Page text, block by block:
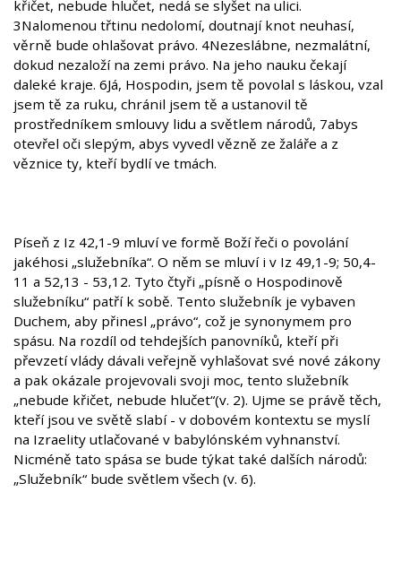
křičet, nebude hlučet, nedá se slyšet na ulici.
3Nalomenou třtinu nedolomí, doutnají knot neuhasí,
věrně bude ohlašovat právo. 4Nezeslábne, nezmalátní,
dokud nezaloží na zemi právo. Na jeho nauku čekají
daleké kraje. 6Já, Hospodin, jsem tě povolal s láskou, vzal
jsem tě za ruku, chránil jsem tě a ustanovil tě
prostředníkem smlouvy lidu a světlem národů, 7abys
otevřel oči slepým, abys vyvedl vězně ze žaláře a z
věznice ty, kteří bydlí ve tmách.
Píseň z Iz 42,1-9 mluví ve formě Boží řeči o povolání
jakéhosi „služebníka“. O něm se mluví i v Iz 49,1-9; 50,4-
11 a 52,13 - 53,12. Tyto čtyři „písně o Hospodinově
služebníku“ patří k sobě. Tento služebník je vybaven
Duchem, aby přinesl „právo“, což je synonymem pro
spásu. Na rozdíl od tehdejších panovníků, kteří při
převzetí vlády dávali veřejně vyhlašovat své nové zákony
a pak okázale projevovali svoji moc, tento služebník
„nebude křičet, nebude hlučet“(v. 2). Ujme se právě těch,
kteří jsou ve světě slabí - v dobovém kontextu se myslí
na Izraelity utlačované v babylónském vyhnanství.
Nicméně tato spása se bude týkat také dalších národů:
„Služebník“ bude světlem všech (v. 6).